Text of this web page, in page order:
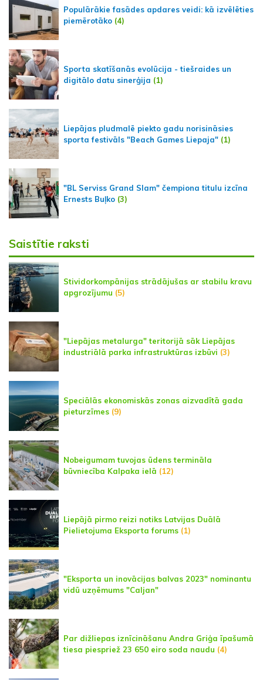
Populārākie fasādes apdares veidi: kā izvēlēties
piemērotāko (4)
Sporta skatīšanās evolūcija - tiešraides un
digitālo datu sinerģija (1)
Liepājas pludmalē piekto gadu norisināsies
sporta festivāls "Beach Games Liepaja" (1)
"BL Serviss Grand Slam" čempiona titulu izcīna
Ernests Buļko (3)
Saistītie raksti
Stividorkompānijas strādājušas ar stabilu kravu
apgrozījumu (5)
"Liepājas metalurga" teritorijā sāk Liepājas
industriālā parka infrastruktūras izbūvi (3)
Speciālās ekonomiskās zonas aizvadītā gada
pieturzīmes (9)
Nobeigumam tuvojas ūdens termināla
būvniecība Kalpaka ielā (12)
Liepājā pirmo reizi notiks Latvijas Duālā
Pielietojuma Eksporta forums (1)
"Eksporta un inovācijas balvas 2023" nominantu
vidū uzņēmums "Caljan"
Par dižliepas iznīcināšanu Andra Griģa īpašumā
tiesa piespriež 23 650 eiro soda naudu (4)